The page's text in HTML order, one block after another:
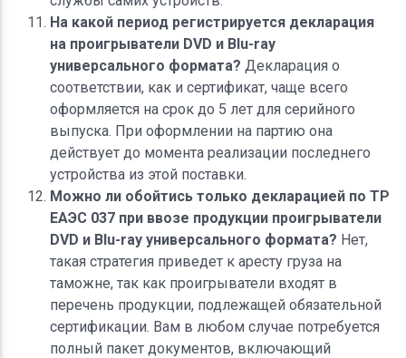
На какой период регистрируется декларация
на проигрыватели DVD и Blu-ray
универсального формата? Декларация о
соответствии, как и сертификат, чаще всего
оформляется на срок до 5 лет для серийного
выпуска. При оформлении на партию она
действует до момента реализации последнего
устройства из этой поставки.
Можно ли обойтись только декларацией по ТР
ЕАЭС 037 при ввозе продукции проигрыватели
DVD и Blu-ray универсального формата? Нет,
такая стратегия приведет к аресту груза на
таможне, так как проигрыватели входят в
перечень продукции, подлежащей обязательной
сертификации. Вам в любом случае потребуется
полный пакет документов, включающий